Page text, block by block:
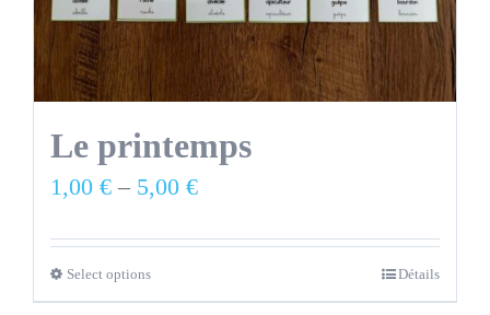
Le printemps
1,00 €– 5,00 €
Select options Détails